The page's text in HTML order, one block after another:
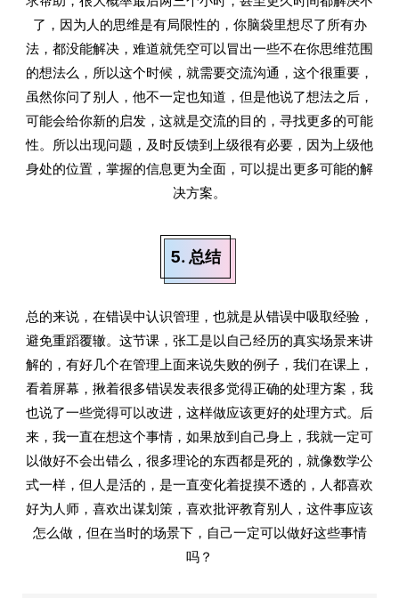
了，因为人的思维是有局限性的，你脑袋里想尽了所有办
法，都没能解决，难道就凭空可以冒出一些不在你思维范围
的想法么，所以这个时候，就需要交流沟通，这个很重要，
虽然你问了别人，他不一定也知道，但是他说了想法之后，
可能会给你新的启发，这就是交流的目的，寻找更多的可能
性。所以出现问题，及时反馈到上级很有必要，因为上级他
身处的位置，掌握的信息更为全面，可以提出更多可能的解
决方案。
5. 总结
总的来说，在错误中认识管理，也就是从错误中吸取经验，
避免重蹈覆辙。这节课，张工是以自己经历的真实场景来讲
解的，有好几个在管理上面来说失败的例子，我们在课上，
看着屏幕，揪着很多错误发表很多觉得正确的处理方案，我
也说了一些觉得可以改进，这样做应该更好的处理方式。后
来，我一直在想这个事情，如果放到自己身上，我就一定可
以做好不会出错么，很多理论的东西都是死的，就像数学公
式一样，但人是活的，是一直变化着捉摸不透的，人都喜欢
好为人师，喜欢出谋划策，喜欢批评教育别人，这件事应该
怎么做，但在当时的场景下，自己一定可以做好这些事情
吗？